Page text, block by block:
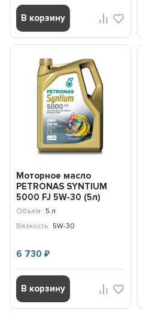
В корзину
Моторное масло
PETRONAS SYNTIUM
5000 FJ 5W-30 (5л)
70542M12EU
Объем: 5 л
Вязкость: 5W-30
6 730₽
В корзину